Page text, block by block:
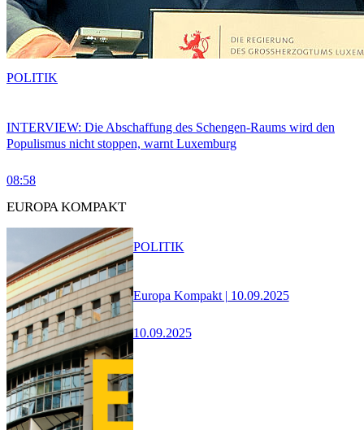
INTERVIEW: Die Abschaffung des Schengen-Raums wird den
Populismus nicht stoppen, warnt Luxemburg
08:58
POLITIK
EUROPA KOMPAKT
Europa Kompakt | 10.09.2025
10.09.2025
POLITIK